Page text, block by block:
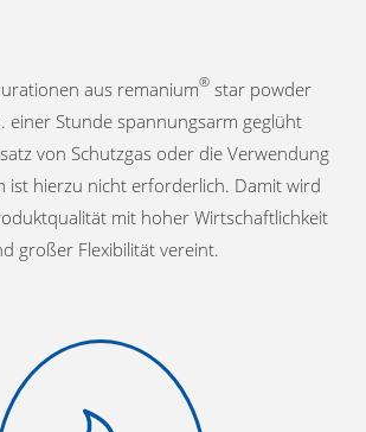
aus remanium®star powder
einer Stunde spannungsarm geglüht
von Schutzgas oder die Verwendung
ist hierzu nicht erforderlich. Damit wird
mit hoher Wirtschaftlichkeit
großer Flexibilität vereint.